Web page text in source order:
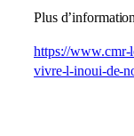
Plus
https://www.cmr-
vivre-l-inoui-de-